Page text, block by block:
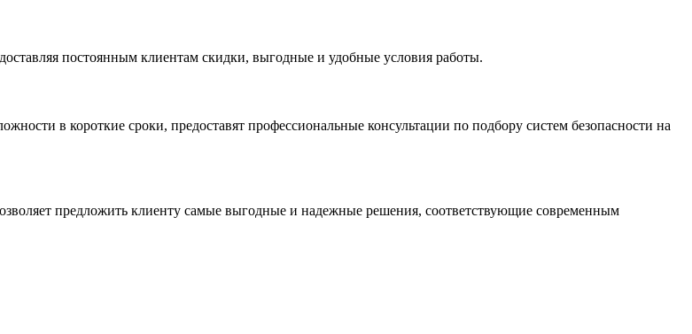
постоянным клиентам скидки, выгодные и удобные условия работы.
в короткие сроки, предоставят профессиональные консультации по подбору систем безопасности на
предложить клиенту самые выгодные и надежные решения, соответствующие современным